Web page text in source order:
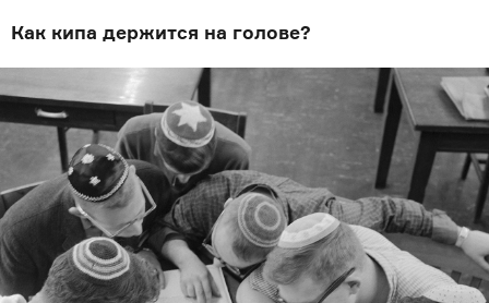
Как кипа держится на голове?